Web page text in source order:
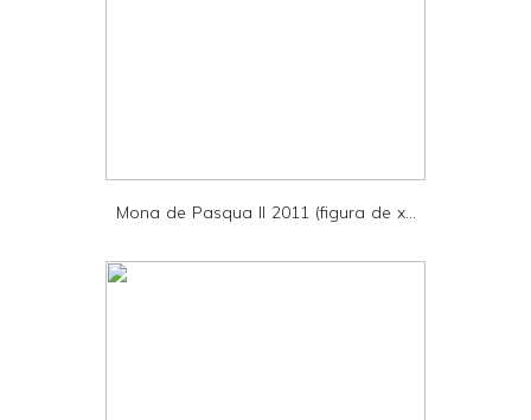
d
Mona de Pasqua II 2011 (figura de x...